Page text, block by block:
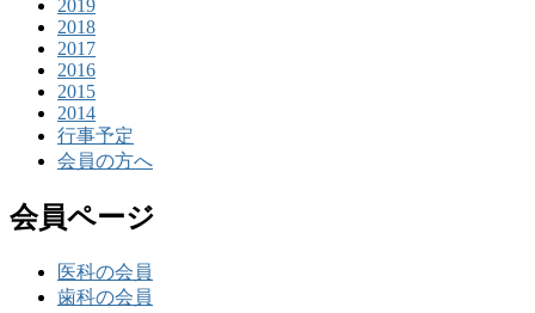
2019
2018
2017
2016
2015
2014
行事予定
会員の方へ
会員ページ
医科の会員
歯科の会員